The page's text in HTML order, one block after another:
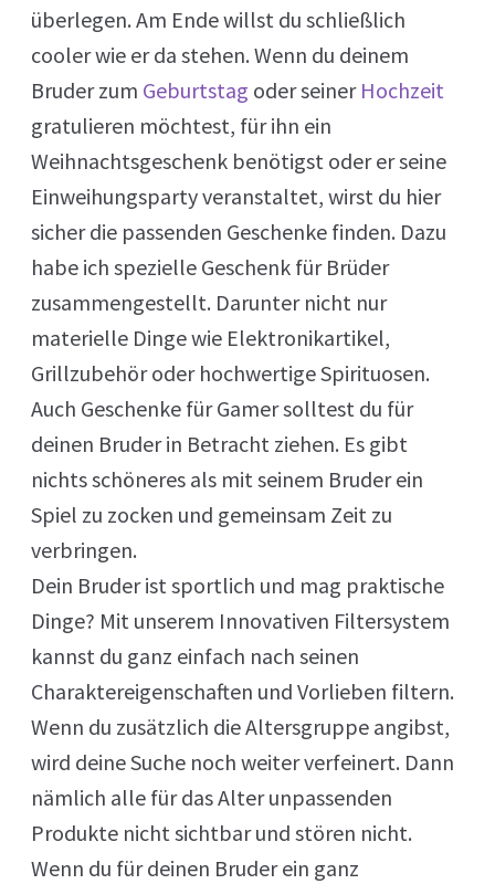
überlegen. Am Ende willst du schließlich
cooler wie er da stehen. Wenn du deinem
Bruder zum Geburtstag oder seiner Hochzeit
gratulieren möchtest, für ihn ein
Weihnachtsgeschenk benötigst oder er seine
Einweihungsparty veranstaltet, wirst du hier
sicher die passenden Geschenke finden. Dazu
habe ich spezielle Geschenk für Brüder
zusammengestellt. Darunter nicht nur
materielle Dinge wie Elektronikartikel,
Grillzubehör oder hochwertige Spirituosen.
Auch Geschenke für Gamer solltest du für
deinen Bruder in Betracht ziehen. Es gibt
nichts schöneres als mit seinem Bruder ein
Spiel zu zocken und gemeinsam Zeit zu
verbringen.
Dein Bruder ist sportlich und mag praktische
Dinge? Mit unserem Innovativen Filtersystem
kannst du ganz einfach nach seinen
Charaktereigenschaften und Vorlieben filtern.
Wenn du zusätzlich die Altersgruppe angibst,
wird deine Suche noch weiter verfeinert. Dann
nämlich alle für das Alter unpassenden
Produkte nicht sichtbar und stören nicht.
Wenn du für deinen Bruder ein ganz